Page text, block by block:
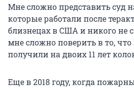
Мне сложно представить суд
которые работали после
близнецах в США и никого не
мне сложно поверить в то,
получили на двоих 11 лет
Еще в 2018 году, когда